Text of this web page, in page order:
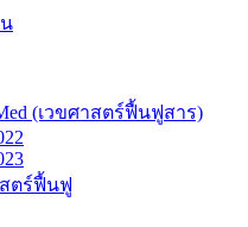
(เวขศาสตร์ฟื้นฟูสาร)
ตร์ฟื้นฟู